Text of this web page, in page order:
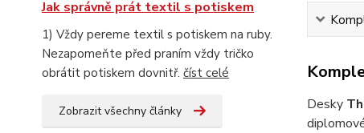
Jak správně prát textil s potiskem
1) Vždy pereme textil s potiskem na ruby.
Nezapomeňte před praním vždy tričko
obrátit potiskem dovnitř. číst celé
Zobrazit všechny články Desky